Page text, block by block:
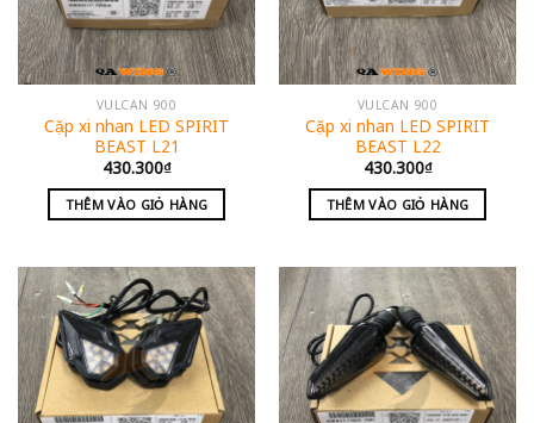
VULCAN 900
Cặp xi nhan LED SPIRIT
BEAST L21
430.300₫
THÊM VÀO GIỎ HÀNG
VULCAN 900
Cặp xi nhan LED SPIRIT
BEAST L22
430.300₫
THÊM VÀO GIỎ HÀNG